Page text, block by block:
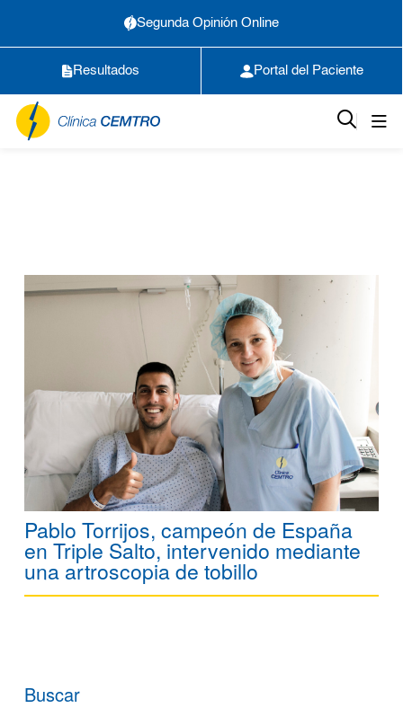
Segunda Opinión Online
Resultados Portal del Paciente
Pablo Torrijos, campeón de España
en Triple Salto, intervenido mediante
una artroscopia de tobillo
Buscar